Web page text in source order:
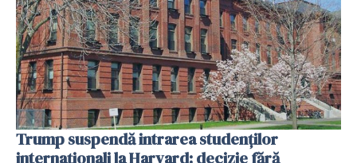
Trump suspendă intrarea studenților
internaționali la Harvard: decizie fără